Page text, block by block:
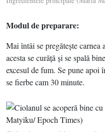
Modul de preparare:
Mai întâi se pregăteşte
acesta se curăţă şi se spală
excesul de fum. Se pune apoi
se fierbe cam 30 minute.